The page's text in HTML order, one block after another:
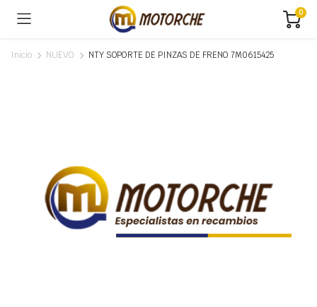
0
Inicio NUEVO NTY SOPORTE DE PINZAS DE FRENO 7M0615425